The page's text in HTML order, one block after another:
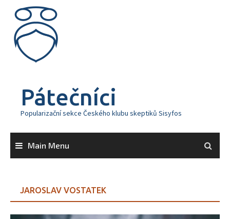
content
Pátečníci
Popularizační sekce Českého klubu skeptiků Sisyfos
Main Menu
JAROSLAV VOSTATEK